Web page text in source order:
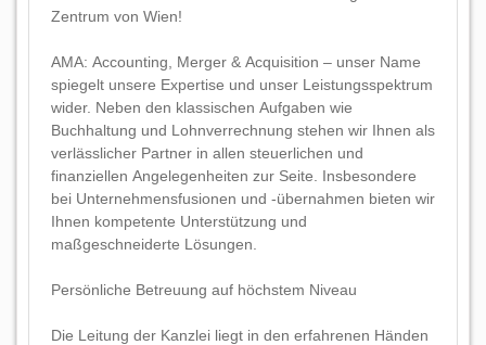
Zentrum von Wien!
AMA: Accounting, Merger & Acquisition – unser Name
spiegelt unsere Expertise und unser Leistungsspektrum
wider. Neben den klassischen Aufgaben wie
Buchhaltung und Lohnverrechnung stehen wir Ihnen als
verlässlicher Partner in allen steuerlichen und
finanziellen Angelegenheiten zur Seite. Insbesondere
bei Unternehmensfusionen und -übernahmen bieten wir
Ihnen kompetente Unterstützung und
maßgeschneiderte Lösungen.
Persönliche Betreuung auf höchstem Niveau
Die Leitung der Kanzlei liegt in den erfahrenen Händen